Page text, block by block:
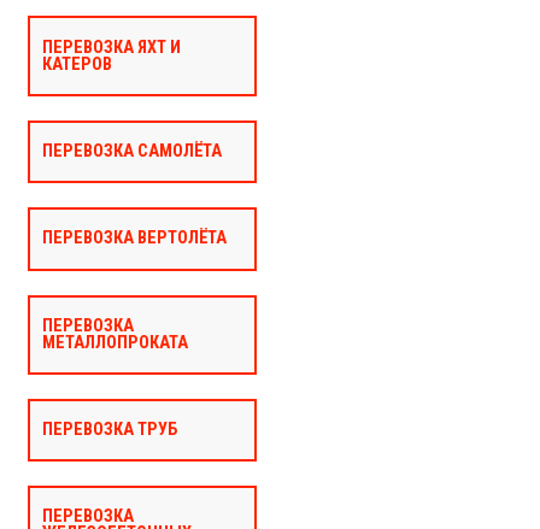
ПЕРЕВОЗКА ЯХТ И
КАТЕРОВ
ПЕРЕВОЗКА САМОЛЁТА
ПЕРЕВОЗКА ВЕРТОЛЁТА
ПЕРЕВОЗКА
МЕТАЛЛОПРОКАТА
ПЕРЕВОЗКА ТРУБ
ПЕРЕВОЗКА